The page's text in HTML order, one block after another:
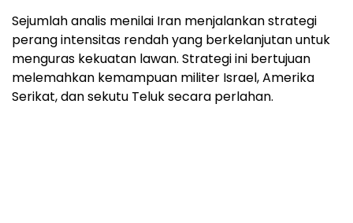
Sejumlah analis menilai Iran menjalankan strategi
perang intensitas rendah yang berkelanjutan untuk
menguras kekuatan lawan. Strategi ini bertujuan
melemahkan kemampuan militer Israel, Amerika
Serikat, dan sekutu Teluk secara perlahan.